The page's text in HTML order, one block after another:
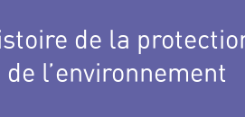
de la
de l’environnement